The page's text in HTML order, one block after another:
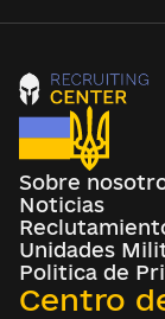
Sobre
Noticias
Unidades
Politica de
Centro